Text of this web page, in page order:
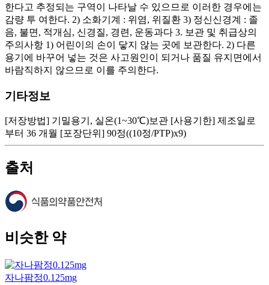
한다고 추정되는 구역이 나타날 수 있으므로 이러한 경우에는
감량 투 여한다. 2) 소화기계 : 위염, 위질환 3) 정신신경계 : 졸
음, 불면, 적개심, 신경질, 경련, 운동과다 3. 보관 및 취급상의
주의사항 1) 어린이의 손이 닿지 않는 곳에 보관한다. 2) 다른
용기에 바꾸어 넣는 것은 사고원인이 되거나 품질 유지면에서
바람직하지 않으므로 이를 주의한다.
기타정보
[저장방법] 기밀용기, 실온(1~30℃)보관 [사용기한] 제조일로
부터 36 개월 [포장단위] 90정((10정/PTP)x9)
출처
비슷한 약
자나팜정0.125mg